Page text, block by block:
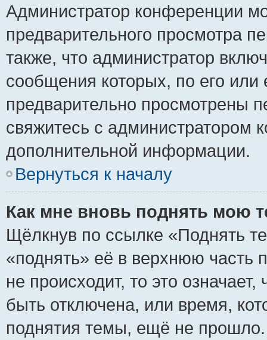
Администратор конференции
предварительного просмотра
также, что администратор
сообщения которых, по его
предварительно просмотрены
свяжитесь с администратором
дополнительной информации.
Вернуться к началу
Как мне вновь поднять мою
Щёлкнув по ссылке «Поднять
«поднять» её в верхнюю часть
не происходит, то это
быть отключена, или время,
поднятия темы, ещё не